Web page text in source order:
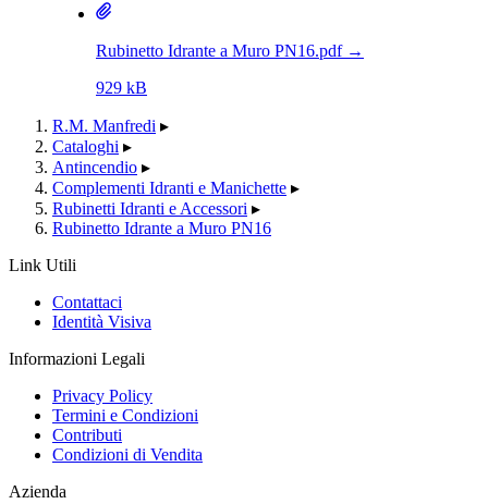
Rubinetto Idrante a Muro PN16.pdf→
929 kB
R.M. Manfredi ▸
Cataloghi ▸
Antincendio ▸
Complementi Idranti e Manichette ▸
Rubinetti Idranti e Accessori ▸
Rubinetto Idrante a Muro PN16
Link Utili
Contattaci
Identità Visiva
Informazioni Legali
Privacy Policy
Termini e Condizioni
Contributi
Condizioni di Vendita
Azienda